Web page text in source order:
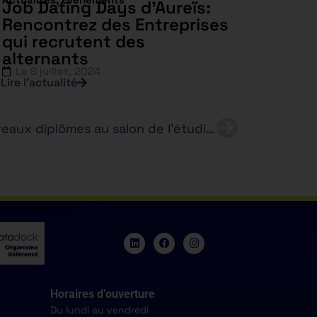
Job Dating Days d’Aureïs:
Rencontrez des Entreprises
qui recrutent des
alternants
Lire l’actualité
Venez découvrir nos nouveaux diplômes au salon de l’étudiant !
Horaires d’ouverture
Du lundi au vendredi